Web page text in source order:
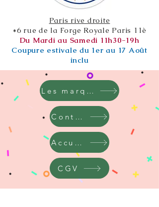
Paris rive droite
*6 rue de la Forge Royale Paris 11è
Du Mardi au Samedi 11h30-19h
Coupure estivale du 1er au 17 Août
inclu
Les marques
Contact
Accueil
CGV